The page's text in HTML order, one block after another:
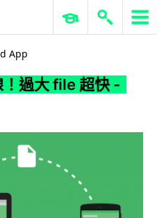
線！過大 file 超快 - Portal
ERP 與商業 AI
App
過大 file 超快 -